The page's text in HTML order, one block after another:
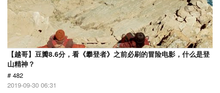
【越哥】豆瓣8.6分，看《攀登者》之前必刷的冒险电影，什么是登
山精神？
# 482
2019-09-30 06:31